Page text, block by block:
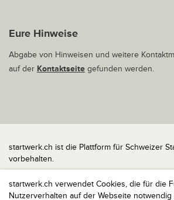
startwerk.ch verwendet Cookies, die für die
Nutzerverhalten auf der Webseite
Eure Hinweise
Abgabe von Hinweisen und weitere
auf der Kontaktseite gefunden werden.
startwerk.ch ist die Plattform für Schweizer
vorbehalten.
Impressum
Kontakt